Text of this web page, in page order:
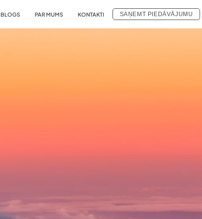
BLOGS PAR MUMS KONTAKTI SAŅEMT PIEDĀVĀJUMU